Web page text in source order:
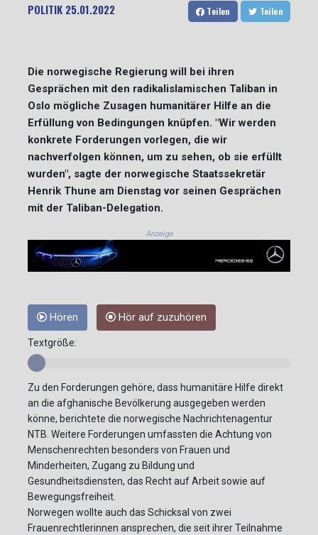
POLITIK 25.01.2022 Teilen Teilen
Die norwegische Regierung will bei ihren
Gesprächen mit den radikalislamischen Taliban in
Oslo mögliche Zusagen humanitärer Hilfe an die
Erfüllung von Bedingungen knüpfen. "Wir werden
konkrete Forderungen vorlegen, die wir
nachverfolgen können, um zu sehen, ob sie erfüllt
wurden", sagte der norwegische Staatssekretär
Henrik Thune am Dienstag vor seinen Gesprächen
mit der Taliban-Delegation.
Anzeige
Hören Hör auf zuzuhören
Textgröße:
Zu den Forderungen gehöre, dass humanitäre Hilfe direkt
an die afghanische Bevölkerung ausgegeben werden
könne, berichtete die norwegische Nachrichtenagentur
NTB. Weitere Forderungen umfassten die Achtung von
Menschenrechten besonders von Frauen und
Minderheiten, Zugang zu Bildung und
Gesundheitsdiensten, das Recht auf Arbeit sowie auf
Bewegungsfreiheit.
Norwegen wollte auch das Schicksal von zwei
Frauenrechtlerinnen ansprechen, die seit ihrer Teilnahme